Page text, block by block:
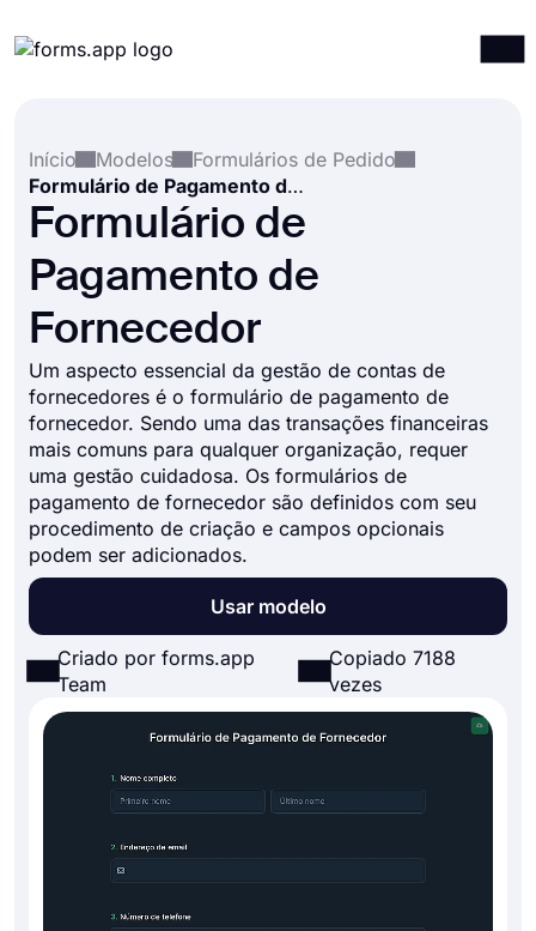
Integrações
Modelos
Recursos
Preços
Início
Modelos
Formulários de Pedido
Formulário de Pagamento de Fornecedor
Formulário de
Pagamento de
Fornecedor
Um aspecto essencial da gestão de contas de
fornecedores é o formulário de pagamento de
fornecedor. Sendo uma das transações financeiras
mais comuns para qualquer organização, requer
uma gestão cuidadosa. Os formulários de
pagamento de fornecedor são definidos com seu
procedimento de criação e campos opcionais
podem ser adicionados.
Usar modelo
Criado por forms.app
Team
Copiado 7188
vezes